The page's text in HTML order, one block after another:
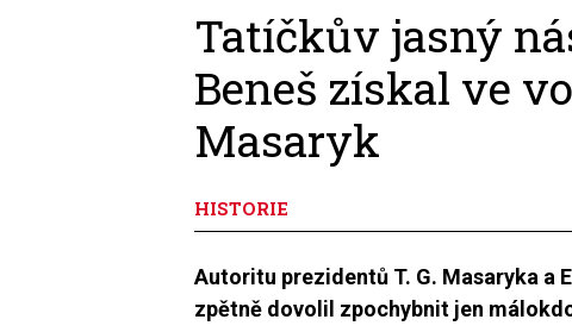
Tatíčkův jasný
Beneš získal ve
Masaryk
HISTORIE
Autoritu prezidentů T. G. Masaryka a
zpětně dovolil zpochybnit jen